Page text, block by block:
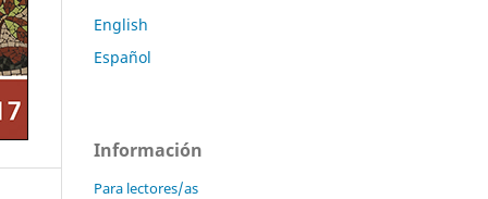
English
Español
Información
Para lectores/as